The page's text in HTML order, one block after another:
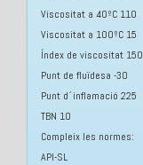
Viscositat a 40ºC 110
Viscositat a 100ºC 15
Índex de viscositat 150
Punt de fluïdesa -30
Punt d´inflamació 225
TBN 10
Compleix les normes:
API-SL